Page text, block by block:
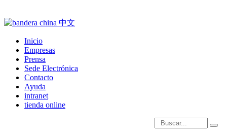
Inicio
Empresas
Prensa
Sede Electrónica
Contacto
Ayuda
intranet
tienda online
Introduce términos de